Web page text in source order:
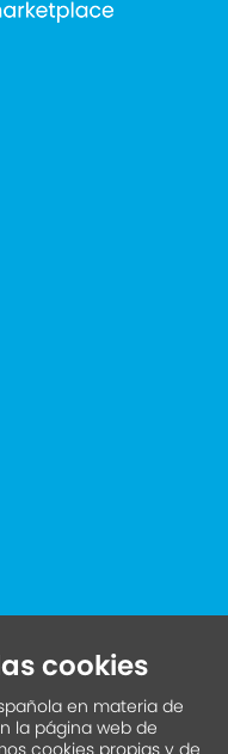
cookies
en materia de
la página web de
cookies propias y de